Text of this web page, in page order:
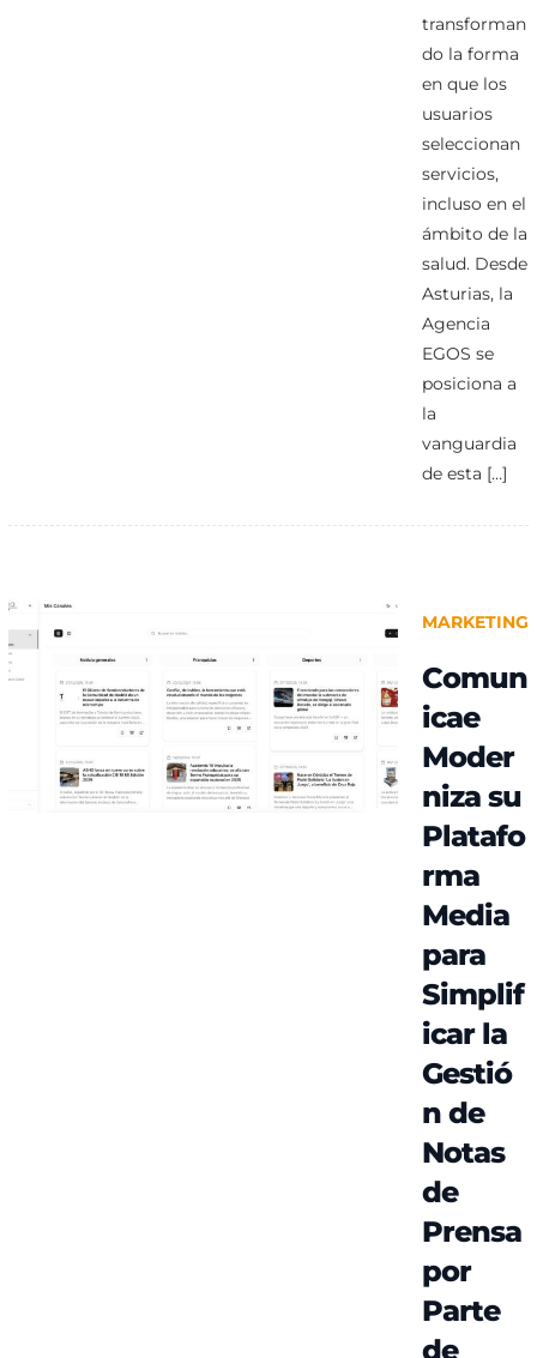
transforman
do la forma
en que los
usuarios
seleccionan
servicios,
incluso en el
ámbito de la
salud. Desde
Asturias, la
Agencia
EGOS se
posiciona a
la
vanguardia
de esta […]
MARKETING
Comun
icae
Moder
niza su
Platafo
rma
Media
para
Simplif
icar la
Gestió
n de
Notas
de
Prensa
por
Parte
de